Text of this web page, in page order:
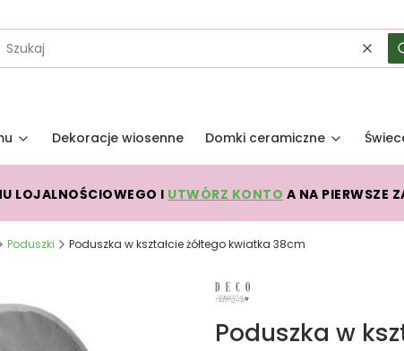
Dekoracje wiosenne Domki ceramiczne
LOJALNOŚCIOWEGO I UTWÓRZ KONTO A NA PIERWSZE
Poduszki Poduszka w kształcie żółtego kwiatka 38cm
Poduszka w